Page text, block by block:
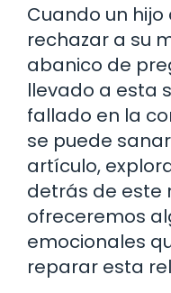
Cuando un
rechazar a su
abanico de
llevado a esta
fallado en la
se puede
artículo,
detrás de este
ofreceremos
emocionales
reparar esta